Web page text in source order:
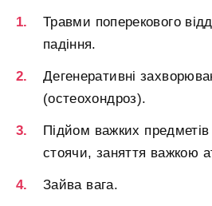
Травми поперекового
падіння.
Дегенеративні
(остеохондроз).
Підйом важких
стоячи, заняття важкою
Зайва вага.